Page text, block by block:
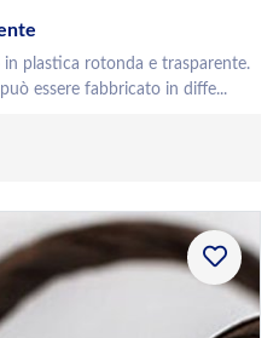
in plastica rotonda e trasparente.
essere fabbricato in diffe...